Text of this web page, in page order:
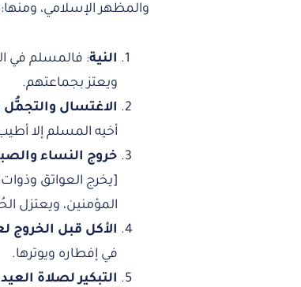
والمظهر الإسلامي، ومنها:
النية: فالمسلم في
ويعتز بجماعتهم.
الاغتسال
أخيه المسلم إلا
خروج النساء
[يخرج العواتق
المؤمنين، ويعتزل
الأكل قبل الخروج
في إفطاره ويوترها.
التبكير لصلاة